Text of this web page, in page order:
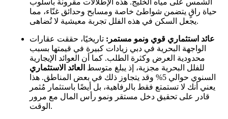
الشمس على مياه الخليج. هذه الإطلالات مقرونة بأسلوب
حياة راقٍ يتضمن شواطئ خاصة ومسابح وحدائق غنّاء، مما
يجعل السكن في هذه الفلل تجربة معيشية لا تُضاهى.
عائد استثماري قوي ونمو مستمر: تاريخيًا، حققت عقارات
الواجهة البحرية في دبي زيادات كبيرة في قيمتها بسبب
محدودية العرض وكثرة الطلب. كما أن العوائد الإيجارية
للفلل البحرية مجزية، إذ يبلغ متوسط العائد الاستثماري
السنوي حوالي 5% وقد يتجاوز ذلك في بعض المناطق. هذا
يعني أنك لا تستمتع فقط بالرفاهية، بل أيضًا باستثمار مُثمر
قادر على تحقيق دخل مستقر ونمو رأس المال مع مرور
الوقت.